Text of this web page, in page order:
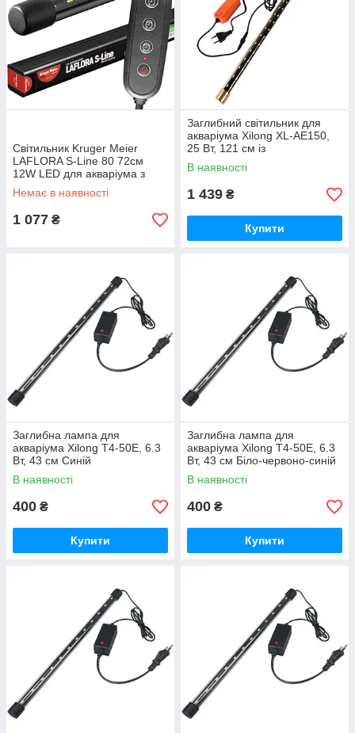
Світильник Kruger Meier
LAFLORA S-Line 80 72см
12W LED для акваріума з
таймером
Немає в наявності
1 077 ₴
Заглибний світильник для
акваріума Xilong XL-AE150,
25 Вт, 121 см із
перемиканням кольорів
В наявності
1 439 ₴
Купити
Заглибна лампа для
акваріума Xilong T4-50E, 6.3
Вт, 43 см Синій
В наявності
400 ₴
Купити
Заглибна лампа для
акваріума Xilong T4-50E, 6.3
Вт, 43 см Біло-червоно-синій
В наявності
400 ₴
Купити